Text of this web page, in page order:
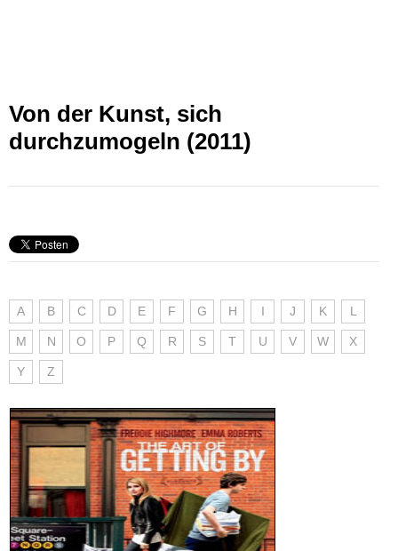
Von der Kunst, sich
durchzumogeln (2011)
A B C D E F G H I J K L
M N O P Q R S T U V W X
Y Z